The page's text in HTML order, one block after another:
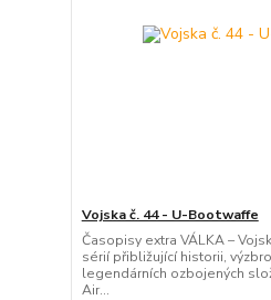
Vojska č. 44 - U-Bootwaffe
Časopisy extra VÁLKA –
sérií přibližující historii,
legendárních ozbojených
Air...